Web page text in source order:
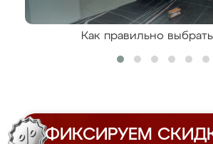
Как правильно
ФИКСИРУЕМ